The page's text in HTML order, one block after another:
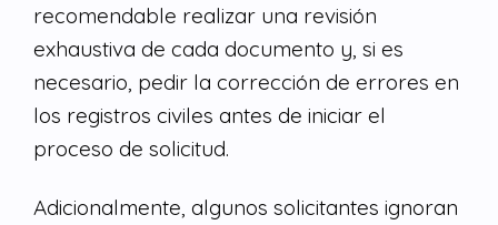
recomendable realizar una revisión
exhaustiva de cada documento y, si es
necesario, pedir la corrección de errores en
los registros civiles antes de iniciar el
proceso de solicitud.
Adicionalmente, algunos solicitantes ignoran